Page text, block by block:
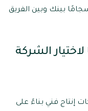
بينك وبين الفريق
الشركة
إنتاج فني بناءً على